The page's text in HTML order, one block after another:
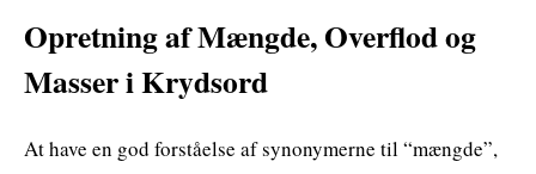
Opretning af Mængde, Overflod og
Masser i Krydsord
At have en god forståelse af synonymerne til “mængde”,